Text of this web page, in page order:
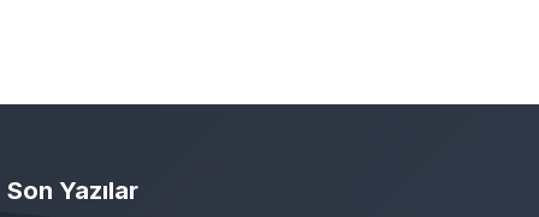
Son Yazılar